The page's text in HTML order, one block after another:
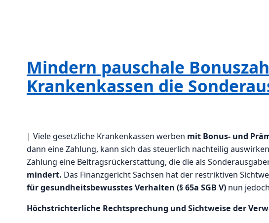
Mindern pauschale
Krankenkassen die
| Viele gesetzliche Krankenkassen werben mit Bonus- und
dann eine Zahlung, kann sich das steuerlich nachteilig
Zahlung eine Beitragsrückerstattung, die die als
mindert. Das Finanzgericht Sachsen hat der restriktiven
für gesundheitsbewusstes Verhalten (§ 65a SGB V) nun
Höchstrichterliche Rechtsprechung und Sichtweise der